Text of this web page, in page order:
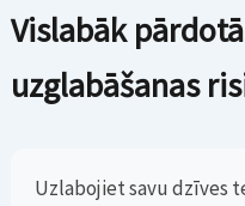
Vislabāk
uzglabāšanas
Uzlabojiet savu dzīves